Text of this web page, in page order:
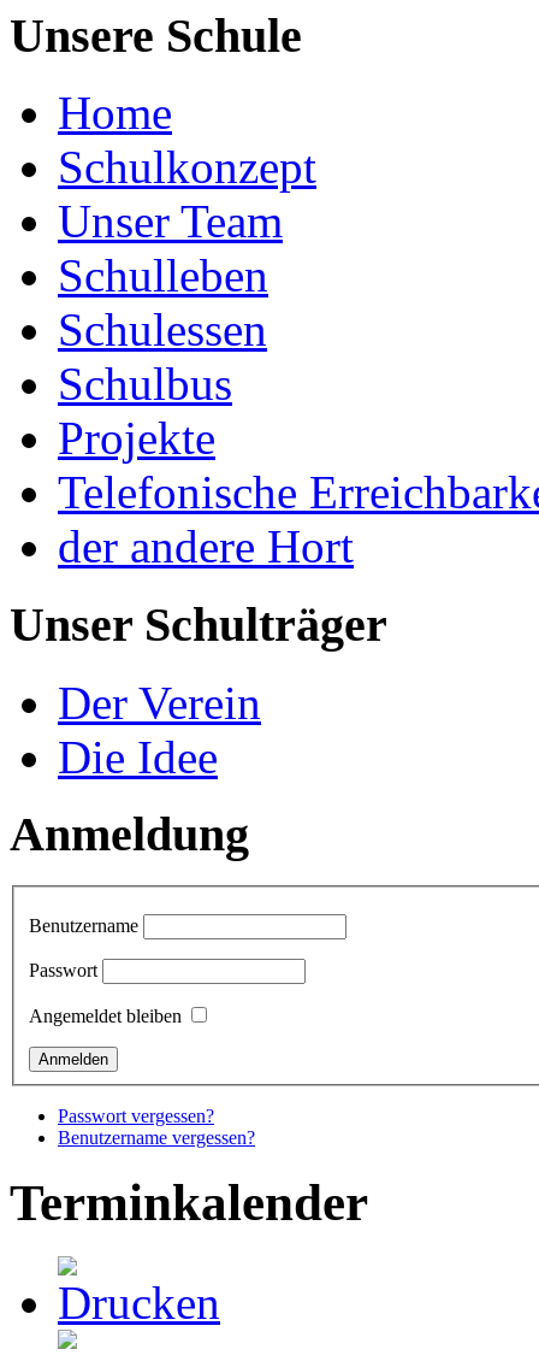
Unsere Schule
Home
Schulkonzept
Unser Team
Schulleben
Schulessen
Schulbus
Projekte
Telefonische
der andere Hort
Unser Schulträger
Der Verein
Die Idee
Anmeldung
Benutzername
Passwort
Angemeldet bleiben
Passwort vergessen?
Benutzername vergessen?
Terminkalender